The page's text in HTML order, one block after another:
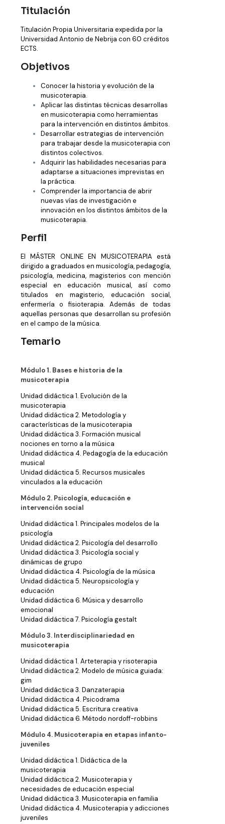
Titulación
Titulación Propia Universitaria expedida por la
Universidad Antonio de Nebrija con 60 créditos
ECTS.
Objetivos
Conocer la historia y evolución de la
musicoterapia.
Aplicar las distintas técnicas desarrollas
en musicoterapia como herramientas
para la intervención en distintos ámbitos.
Desarrollar estrategias de intervención
para trabajar desde la musicoterapia con
distintos colectivos.
Adquirir las habilidades necesarias para
adaptarse a situaciones imprevistas en
la práctica.
Comprender la importancia de abrir
nuevas vías de investigación e
innovación en los distintos ámbitos de la
musicoterapia.
Perfil
El MÁSTER ONLINE EN MUSICOTERAPIA está
dirigido a graduados en musicología, pedagogía,
psicología, medicina, magisterios con mención
especial en educación musical, así como
titulados en magisterio, educación social,
enfermería o fisioterapia. Además de todas
aquellas personas que desarrollan su profesión
en el campo de la música.
Temario
Módulo 1. Bases e historia de la
musicoterapia
Unidad didáctica 1. Evolución de la
musicoterapia
Unidad didáctica 2. Metodología y
características de la musicoterapia
Unidad didáctica 3. Formación musical
nociones en torno a la música
Unidad didáctica 4. Pedagogía de la educación
musical
Unidad didáctica 5. Recursos musicales
vinculados a la educación
Módulo 2. Psicología, educación e
intervención social
Unidad didáctica 1. Principales modelos de la
psicología
Unidad didáctica 2. Psicología del desarrollo
Unidad didáctica 3. Psicología social y
dinámicas de grupo
Unidad didáctica 4. Psicología de la música
Unidad didáctica 5. Neuropsicología y
educación
Unidad didáctica 6. Música y desarrollo
emocional
Unidad didáctica 7. Psicología gestalt
Módulo 3. Interdisciplinariedad en
musicoterapia
Unidad didáctica 1. Arteterapia y risoterapia
Unidad didáctica 2. Modelo de música guiada:
gim
Unidad didáctica 3. Danzaterapia
Unidad didáctica 4. Psicodrama
Unidad didáctica 5. Escritura creativa
Unidad didáctica 6. Método nordoff-robbins
Módulo 4. Musicoterapia en etapas infanto-
juveniles
Unidad didáctica 1. Didáctica de la
musicoterapia
Unidad didáctica 2. Musicoterapia y
necesidades de educación especial
Unidad didáctica 3. Musicoterapia en familia
Unidad didáctica 4. Musicoterapia y adicciones
juveniles